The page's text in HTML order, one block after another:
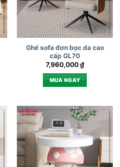
Ghế sofa đơn bọc da cao
cấp GL70
7,960,000₫
MUA NGAY